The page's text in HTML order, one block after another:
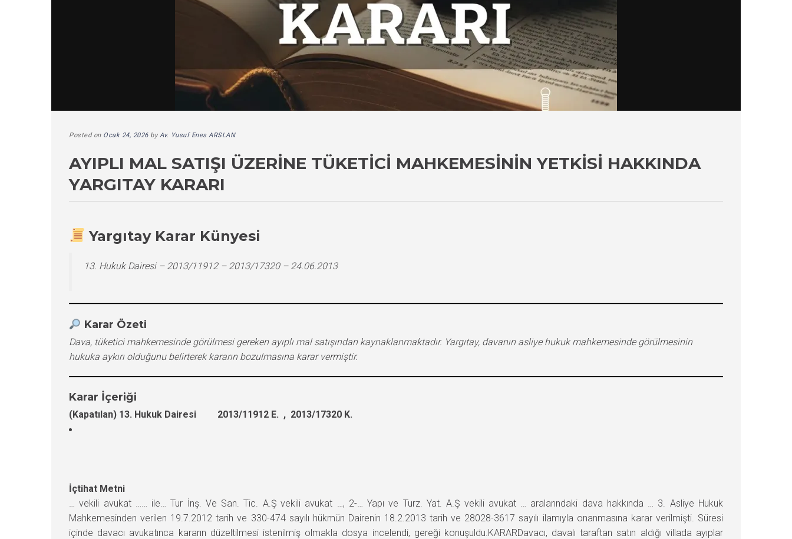
Posted on Ocak 24, 2026byAv. Yusuf Enes ARSLAN
AYIPLI MAL SATIŞI ÜZERINE TÜKETICI MAHKEMESININ YETKISI HAKKINDA
YARGITAY KARARI
Yargıtay Karar Künyesi
13. Hukuk Dairesi – 2013/11912 – 2013/17320 – 24.06.2013
Karar Özeti
Dava, tüketici mahkemesinde görülmesi gereken ayıplı mal satışından kaynaklanmaktadır. Yargıtay, davanın asliye hukuk mahkemesinde görülmesinin
hukuka aykırı olduğunu belirterek kararın bozulmasına karar vermiştir.
Karar İçeriği
(Kapatılan) 13. Hukuk Dairesi 2013/11912 E. , 2013/17320 K.
İçtihat Metni
… vekili avukat …… ile… Tur İnş. Ve San. Tic. A.Ş vekili avukat …, 2-… Yapı ve Turz. Yat. A.Ş vekili avukat … aralarındaki dava hakkında … 3. Asliye Hukuk
Mahkemesinden verilen 19.7.2012 tarih ve 330-474 sayılı hükmün Dairenin 18.2.2013 tarih ve 28028-3617 sayılı ilamıyla onanmasına karar verilmişti. Süresi
içinde davacı avukatınca kararın düzeltilmesi istenilmiş olmakla dosya incelendi, gereği konuşuldu.KARARDavacı, davalı taraftan satın aldığı villada ayıplar